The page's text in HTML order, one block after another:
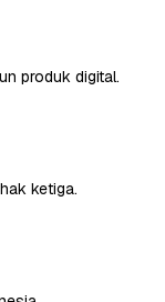
produk digital.
ketiga.